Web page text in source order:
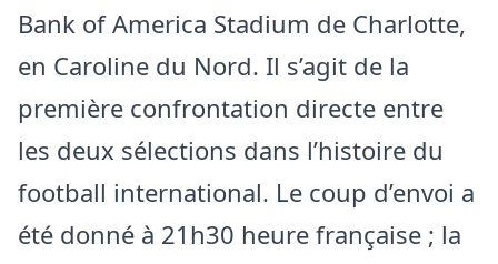
Bank of America Stadium de Charlotte,
en Caroline du Nord. Il s’agit de la
première confrontation directe entre
les deux sélections dans l’histoire du
football international. Le coup d’envoi a
été donné à 21h30 heure française ; la